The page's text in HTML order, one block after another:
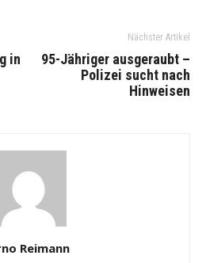
in
Nächster Artikel
95-Jähriger ausgeraubt –
Polizei sucht nach
Hinweisen
Reimann